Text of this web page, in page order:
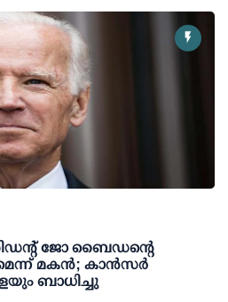
ജോ ബൈഡന്റെ
മകന്‍; കാന്‍സര്‍
ബാധിച്ചു